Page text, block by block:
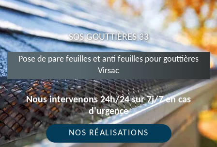
SOS GOUTTIÈRES 33
Pose de pare feuilles et anti feuilles pour gouttières
Virsac
Nous intervenons 24h/24 sur 7j/7 en cas
d'urgence
NOS RÉALISATIONS